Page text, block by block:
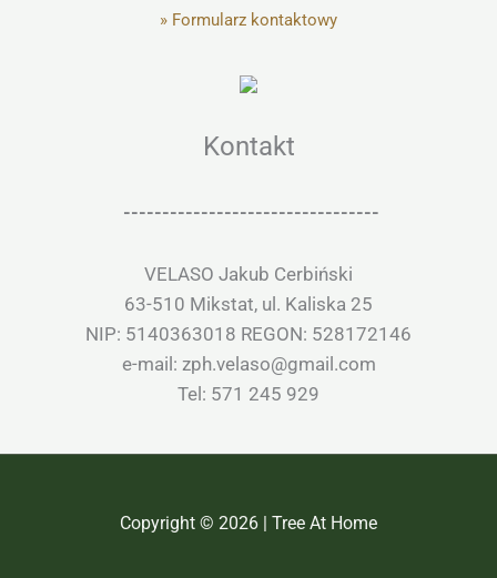
» Formularz kontaktowy
Kontakt
---------------------------------
VELASO Jakub Cerbiński
63-510 Mikstat, ul. Kaliska 25
NIP: 5140363018 REGON: 528172146
e-mail: zph.velaso@gmail.com
Tel: 571 245 929
Copyright © 2026 | Tree At Home